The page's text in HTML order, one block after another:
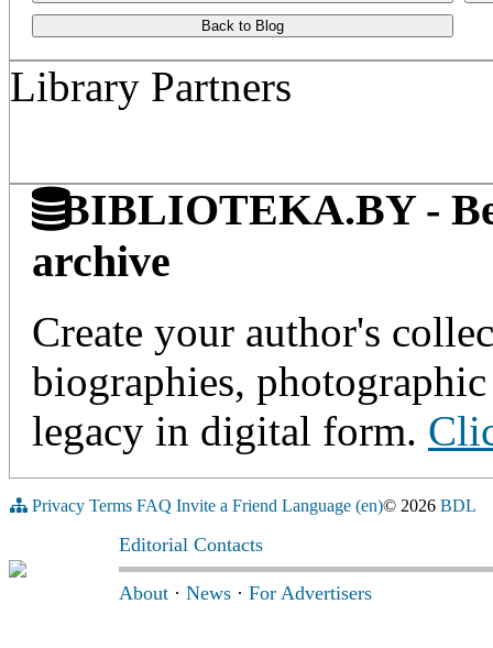
Back to Blog
Library Partners
BIBLIOTEKA.BY -
archive
Create your author's
biographies,
legacy in digital form.
Privacy Terms FAQ Invite a Friend Language (en)© 2026 BDL
Editorial Contacts
About · News · For Advertisers